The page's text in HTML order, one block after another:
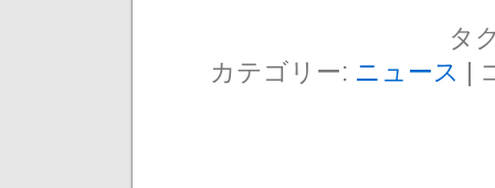
タ
カテゴリー: ニュース |